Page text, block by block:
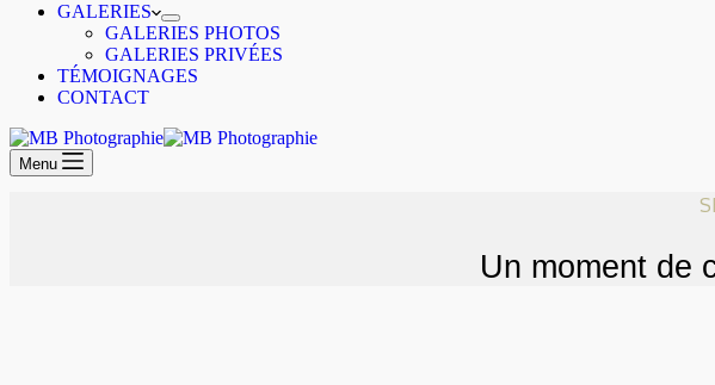
GALERIES
GALERIES PHOTOS
GALERIES PRIVÉES
TÉMOIGNAGES
CONTACT
Menu
Un moment de